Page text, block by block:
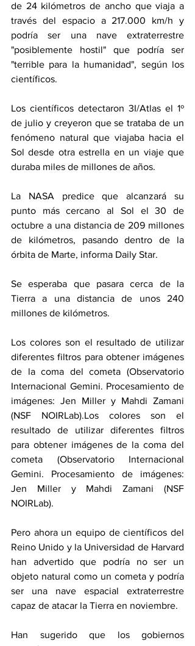
de 24 kilómetros de ancho que viaja a
través del espacio a 217.000 km/h y
podría ser una nave extraterrestre
"posiblemente hostil" que podría ser
"terrible para la humanidad", según los
científicos.
Los científicos detectaron 3I/Atlas el 1º
de julio y creyeron que se trataba de un
fenómeno natural que viajaba hacia el
Sol desde otra estrella en un viaje que
duraba miles de millones de años.
La NASA predice que alcanzará su
punto más cercano al Sol el 30 de
octubre a una distancia de 209 millones
de kilómetros, pasando dentro de la
órbita de Marte, informa Daily Star.
Se esperaba que pasara cerca de la
Tierra a una distancia de unos 240
millones de kilómetros.
Los colores son el resultado de utilizar
diferentes filtros para obtener imágenes
de la coma del cometa (Observatorio
Internacional Gemini. Procesamiento de
imágenes: Jen Miller y Mahdi Zamani
(NSF NOIRLab).Los colores son el
resultado de utilizar diferentes filtros
para obtener imágenes de la coma del
cometa (Observatorio Internacional
Gemini. Procesamiento de imágenes:
Jen Miller y Mahdi Zamani (NSF
NOIRLab).
Pero ahora un equipo de científicos del
Reino Unido y la Universidad de Harvard
han advertido que podría no ser un
objeto natural como un cometa y podría
ser una nave espacial extraterrestre
capaz de atacar la Tierra en noviembre.
Han sugerido que los gobiernos